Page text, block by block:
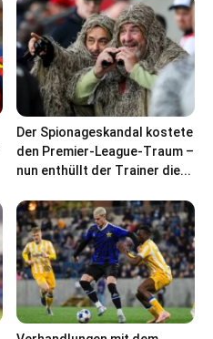
Der Spionageskandal kostete
den Premier-League-Traum –
nun enthüllt der Trainer die...